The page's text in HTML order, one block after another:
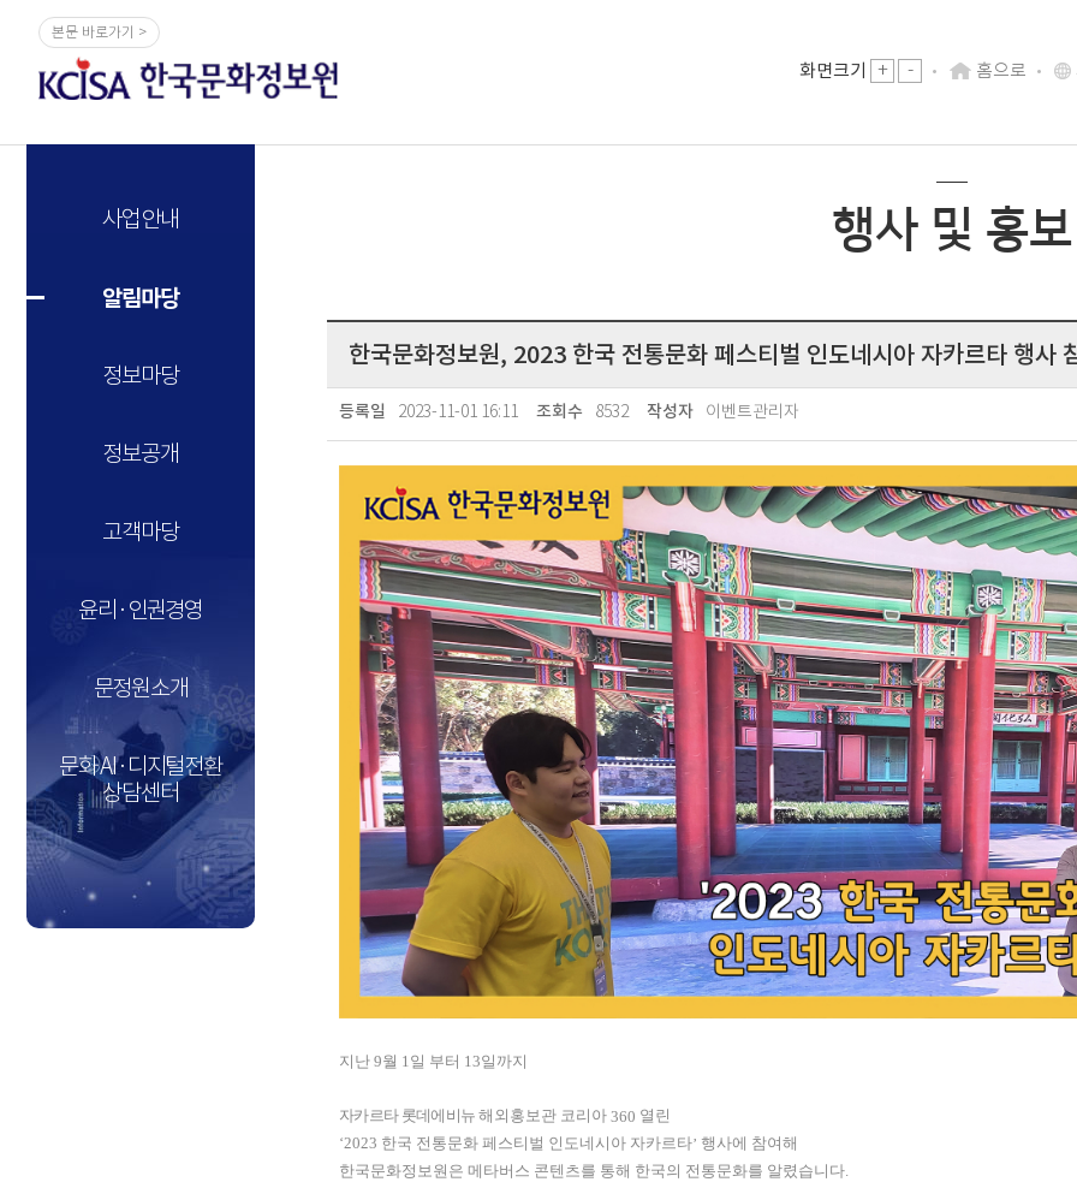
본문 바로가기 >
화면크기 + - 홈으로
사업안내
알림마당
정보마당
정보공개
고객마당
윤리·인권경영
문정원소개
문화 AI·디지털전환
상담센터
행사 및 홍보
한국문화정보원, 2023 한국 전통문화 페스티벌 인도네시아 자카르타 행사
등록일 2023-11-01 16:11 조회수 8532 작성자 이벤트관리자
지난 9월 1일 부터 13일까지
자카르타 롯데에비뉴 해외홍보관 코리아 360 열린
‘2023 한국 전통문화 페스티벌 인도네시아 자카르타’ 행사에 참여해
한국문화정보원은 메타버스 콘텐츠를 통해 한국의 전통문화를 알렸습니다.